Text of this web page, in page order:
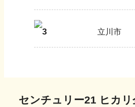
3 立川市
センチュリー21 ヒカリ